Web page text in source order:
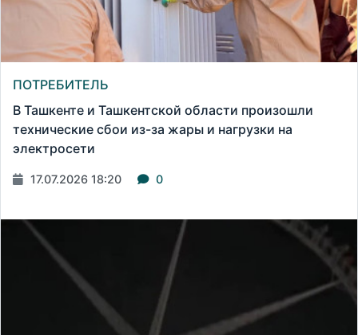
ПОТРЕБИТЕЛЬ
В Ташкенте и Ташкентской области произошли
технические сбои из-за жары и нагрузки на
электросети
17.07.2026 18:20 0